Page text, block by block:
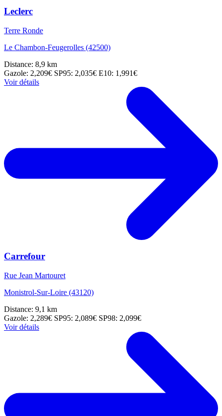
Leclerc
Terre Ronde
Le Chambon-Feugerolles (42500)
Distance: 8,9 km
Gazole: 2,209€ SP95: 2,035€ E10: 1,991€
Voir détails
Carrefour
Rue Jean Martouret
Monistrol-Sur-Loire (43120)
Distance: 9,1 km
Gazole: 2,289€ SP95: 2,089€ SP98: 2,099€
Voir détails